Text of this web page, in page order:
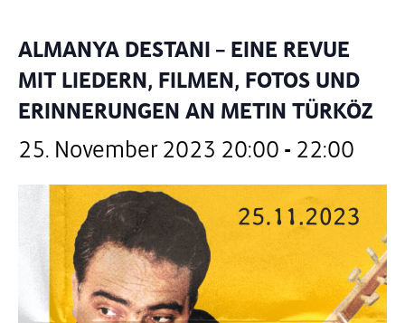
ALMANYA DESTANI – EINE REVUE
MIT LIEDERN, FILMEN, FOTOS UND
ERINNERUNGEN AN METIN TÜRKÖZ
25. November 2023 20:00 - 22:00